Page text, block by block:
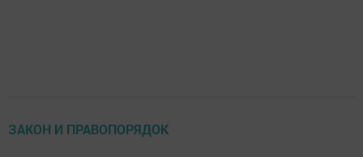
ЗАКОН И ПРАВОПОРЯДОК